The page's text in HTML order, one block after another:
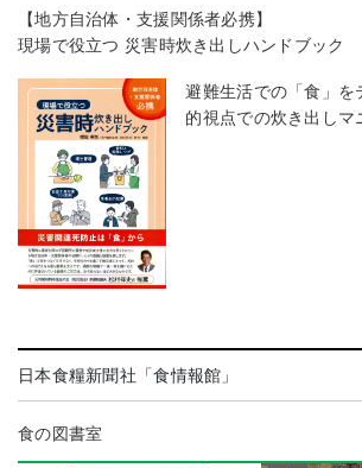
【地方自治体・支援関係者必携】
現場で役立つ 災害時炊き出しハンドブック
避難生活での「食」を
的視点での炊き出しマ
日本食糧新聞社「食情報館」
食の図書室